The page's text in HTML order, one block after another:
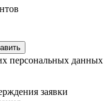
персональных данных
заявки